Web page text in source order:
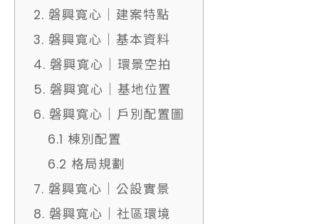
2. 磐興寬心｜建案特點
3. 磐興寬心｜基本資料
4. 磐興寬心｜環景空拍
5. 磐興寬心｜基地位置
6. 磐興寬心｜戶別配置圖
6.1 棟別配置
6.2 格局規劃
7. 磐興寬心｜公設實景
8. 磐興寬心｜社區環境